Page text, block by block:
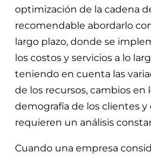
optimización de la cadena
recomendable abordarlo
largo plazo, donde se
los costos y servicios a lo
teniendo en cuenta las
de los recursos, cambios en
demografía de los clientes
requieren un análisis
Cuando una empresa